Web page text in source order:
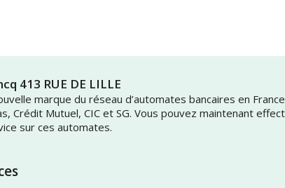
413 RUE DE LILLE
marque du réseau d’automates bancaires en
Crédit Mutuel, CIC et SG. Vous pouvez maintenant
sur ces automates.